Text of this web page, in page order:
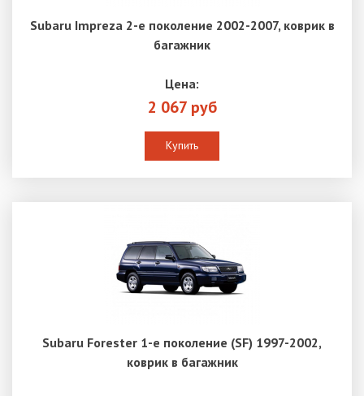
Subaru Impreza 2-е поколение 2002-2007, коврик в
багажник
Цена:
2 067 руб
Купить
Subaru Forester 1-е поколение (SF) 1997-2002,
коврик в багажник